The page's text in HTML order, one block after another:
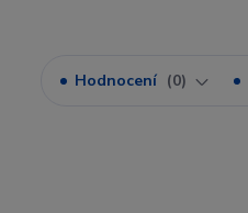
Hodnocení 0